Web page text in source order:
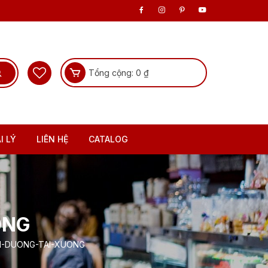
Tổng cộng: 0 ₫
LÝ LIÊN HỆ CATALOG
DUONG-TAI-XUONG